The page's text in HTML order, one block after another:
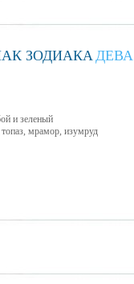
ЗОДИАКАДЕВА
и зеленый
топаз, мрамор, изумруд